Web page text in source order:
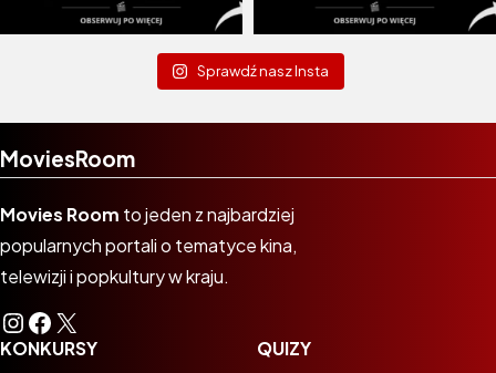
Sprawdź nasz Insta
MoviesRoom
Movies Room to jeden z najbardziej
popularnych portali o tematyce kina,
telewizji i popkultury w kraju.
Instagram
Facebook
X
KONKURSY
QUIZY